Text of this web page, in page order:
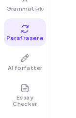
Grammatikkontrol
Parafrasere
AI forfatter
Essay
Checker